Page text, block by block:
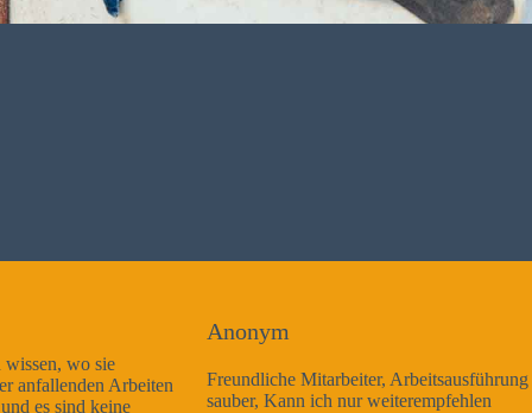
Freundliche Mitarbeiter, Arbeitsausführung sehr gut und sehr
sauber, Kann ich nur weiterempfehlen